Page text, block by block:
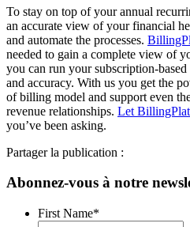
To stay on top of your annual
an accurate view of your financial
and automate the processes.
needed to gain a complete view of
you can run your subscription-
and accuracy. With us you get the
of billing model and support even
revenue relationships. Let
you’ve been asking.
Partager la publication :
Abonnez-vous à notre
First Name*